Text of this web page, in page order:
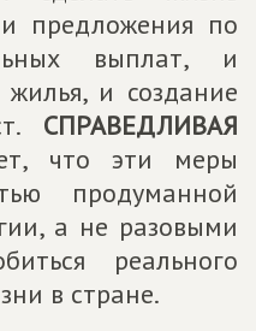
предложения по
выплат, и
жилья, и создание
СПРАВЕДЛИВАЯ
что эти меры
продуманной
а не разовыми
реального
в стране.